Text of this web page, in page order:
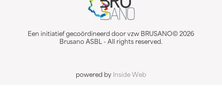
Een initiatief gecoördineerd door vzw BRUSANO© 2026
Brusano ASBL - All rights reserved.
powered by Inside Web